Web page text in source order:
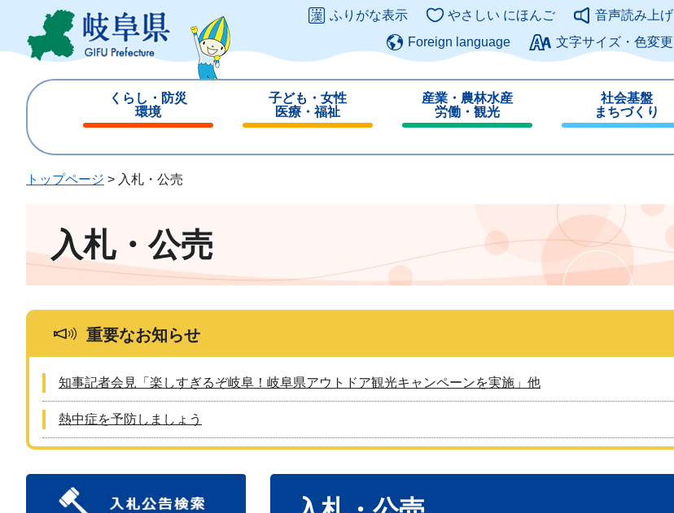
ジ
ュ
このページの本文へ
ふりがな表示 やさしい にほんご
音声読み上げ
Foreign language
文字サイズ・色変更
くらし・防災
環境
じ
子ども・女性
医療・福祉
じ
産業・農林水産
労働・観光
じ
社会基盤
まちづくり
じ
トップページ > 入札・公売
入札・公売
重要なお知らせ
知事記者会見「楽しすぎるぞ岐阜！岐阜県アウトドア観光キャンペーンを実施」他
熱中症を予防しましょう